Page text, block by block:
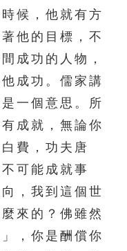
候，他就有方
他的目標，不
成功的人物，
成功。儒家講
一個意思。所
成就，無論你
費，功夫唐
可能成就事
，我到這個世
來的？佛雖然
，你是酬償你